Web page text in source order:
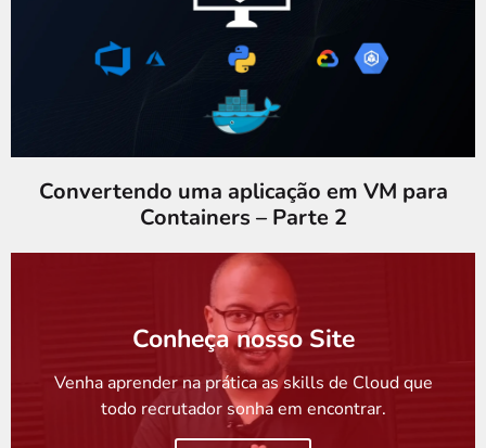
Convertendo uma aplicação em VM para
Containers – Parte 2
Conheça nosso Site
Venha aprender na prática as skills de Cloud que
todo recrutador sonha em encontrar.